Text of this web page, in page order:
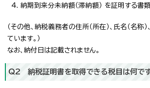
納期到来分未納額（滞納額） を証明する書類
（その他、納税義務者の住所（所在）、氏名（名称
ています。）
なお、納付日は記載されません。
Q2 納税証明書を取得できる税目は何です